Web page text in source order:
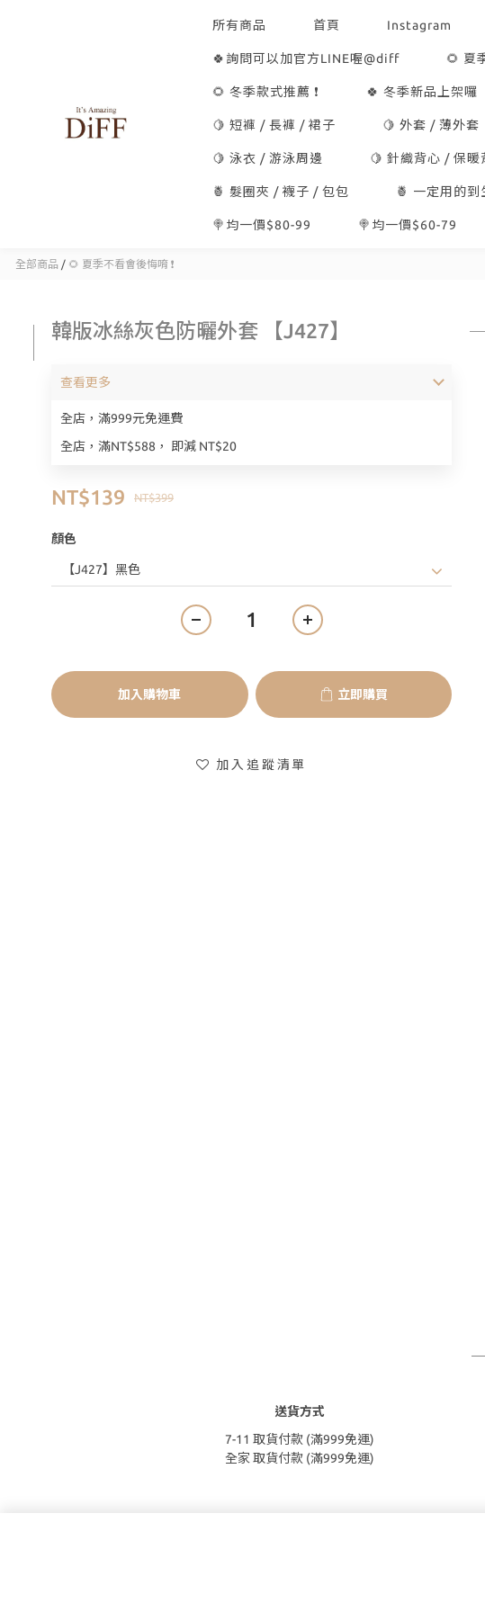
所有商品 首頁 Instagram
🍀詢問可以加官方LINE喔@diff 🌻 夏
🌻 冬季款式推薦 ❗ 🍀 冬季新品上架囉
🍋 短褲 / 長褲 / 裙子 🍋 外套 / 薄外套
🍋 泳衣 / 游泳周邊 🍋 針織背心 / 保暖
🍍 髮圈夾 / 襪子 / 包包 🍍 一定用的到
🍭均一價$80-99 🍭均一價$60-79
全部商品 / 🌻 夏季不看會後悔唷 ❗
韓版冰絲灰色防曬外套 【J427】
全店，滿999元免運費
全店，滿NT$588， 即減 NT$20
查看更多
NT$399
NT$139
顏色
加入購物車 立即購買
加入追蹤清單
送貨方式
7-11 取貨付款 (滿999免運)
全家 取貨付款 (滿999免運)